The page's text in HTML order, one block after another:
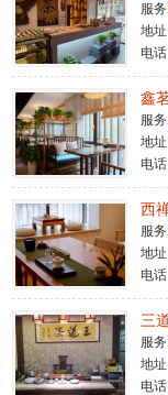
服
地
电
鑫
服
地
电
西
服
地
电
三
服
地
电